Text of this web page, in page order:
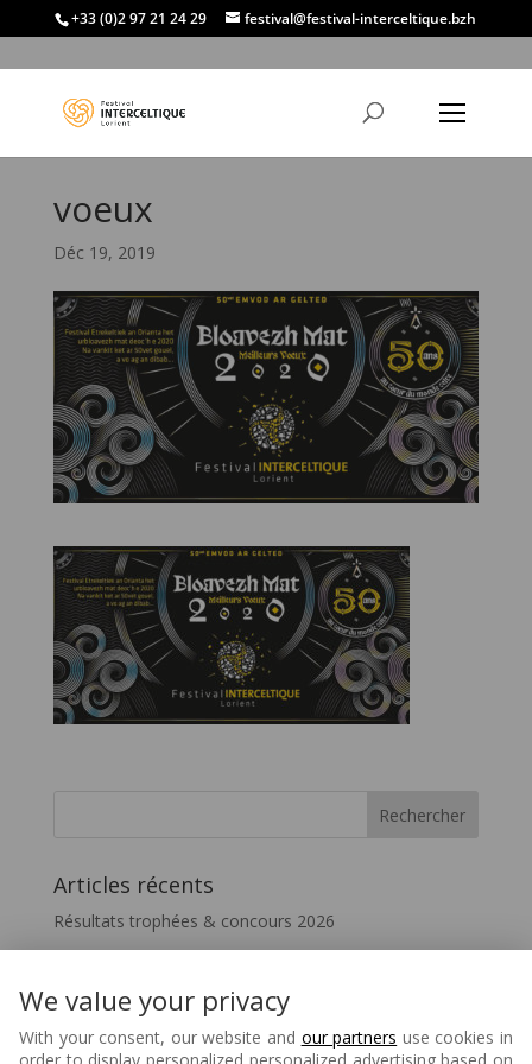
+33 (0)2 97 21 24 29 festival@festival-interceltique.bzh
voeux
Déc 19, 2019
Articles récents
Résultats trophées & concours 2026
Vivez le FIL – InterceltiqueTV 2026
Festicelte 2026 – Le Quotidien du FIL
Disparition de Melaine Favennec
We value your privacy
With your consent, our website and our partners use cookies in